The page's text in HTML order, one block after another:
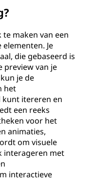
maken van een
Je
die gebaseerd is
preview van je
je de
het
kunt itereren en
een reeks
voor het
animaties,
om visuele
interageren met
interactieve